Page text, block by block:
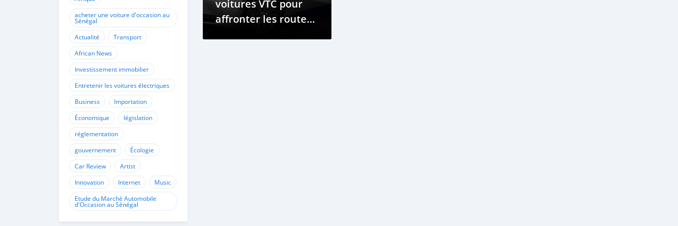
acheter une voiture d'occasion au
Sénégal
Actualité
Transport
African News
Investissement immobilier
Entretenir les voitures électriques
Business
Importation
Économique
législation
réglementation
gouvernement
Écologie
Car Review
Artist
Innovation
Internet
Music
Etude du Marché Automobile
d'Occasion au Sénégal
voitures VTC pour
affronter les routes